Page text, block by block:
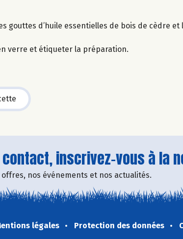
gouttes d’huile essentielles de bois de cèdre et
verre et étiqueter la préparation.
contact, inscrivez-vous à la
nos événements et nos actualités.
légales Protection des données